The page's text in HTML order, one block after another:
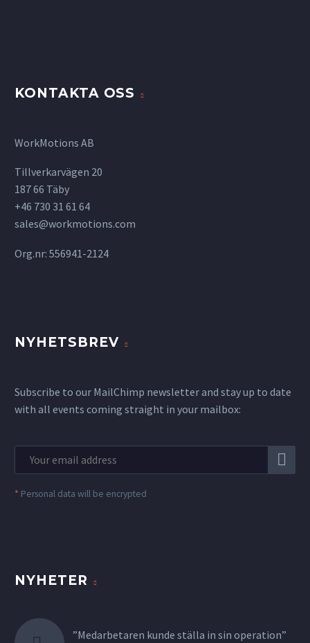
KONTAKTA OSS
WorkMotions AB
Tillverkarvägen 20
187 66 Täby
+46 730 31 61 64
sales@workmotions.com
Org.nr: 556941-2124
NYHETSBREV
Subscribe to our MailChimp newsletter and stay up to date
with all events coming straight in your mailbox:
* Personal data will be encrypted
NYHETER
”Medarbetaren kunde ställa in sin operation”